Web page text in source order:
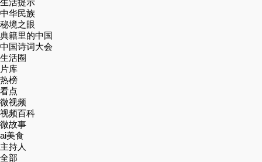
生活提示
中华民族
秘境之眼
典籍里的中国
中国诗词大会
生活圈
片库
热榜
看点
微视频
视频百科
微故事
ai美食
主持人
全部